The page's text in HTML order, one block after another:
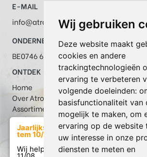
Wij gebruiken
Deze website maakt
cookies en andere
trackingtechnologieën
ervaring te verbeteren
volgende doeleinden:
basisfunctionaliteit van
mogelijk te maken, om
ervaring op de website
uw interesse in onze
diensten te meten en
E-MAIL
info@atrox.be
ONDERNEMINGSNR
BE0746 651 560
ONTDEK
Home
Over Atrox
Assortiment
Merken
Realisaties
FAQ
Blog
Jaarlijkse verlof van 17/07
tem 10/08
Wij helpen u graag weer vanaf